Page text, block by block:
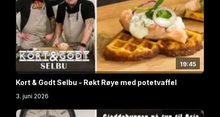
19:45
Kort & Godt Selbu - Røkt Røye med potetvaffel
3. juni 2026